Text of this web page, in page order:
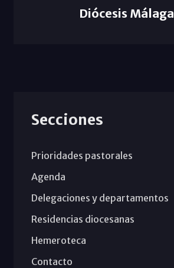
Diócesis Málaga
Secciones
Prioridades pastorales
Agenda
Delegaciones y departamentos
Residencias diocesanas
Hemeroteca
Contacto